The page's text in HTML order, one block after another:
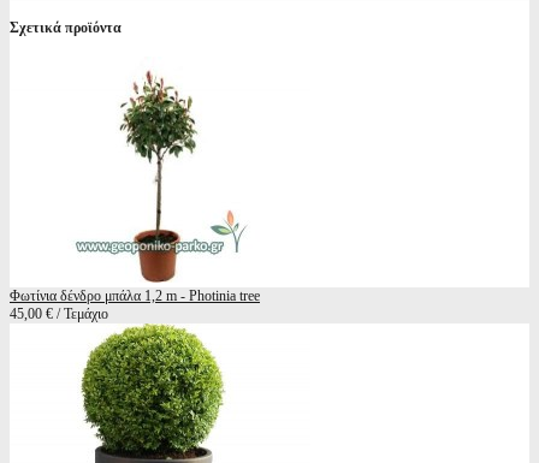
Σχετικά προϊόντα
Φωτίνια δένδρο μπάλα 1,2 m - Photinia tree
45,00 € / Τεμάχιο